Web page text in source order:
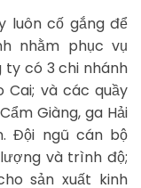
luôn cố gắng để
nhằm phục vụ
ty có 3 chi nhánh
Cai; và các quầy
Giàng, ga Hải
Đội ngũ cán bộ
và trình độ;
sản xuất kinh